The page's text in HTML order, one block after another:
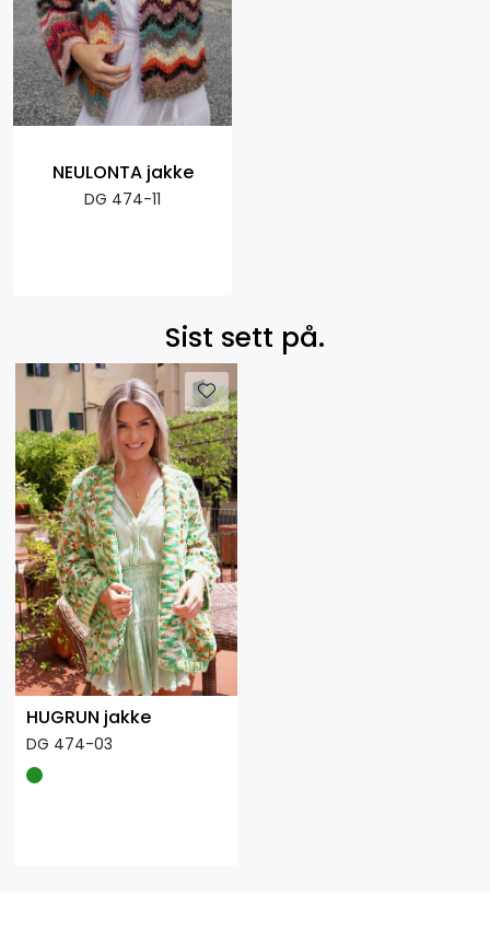
NEULONTA jakke
DG 474-11
Sist sett på.
HUGRUN jakke
DG 474-03